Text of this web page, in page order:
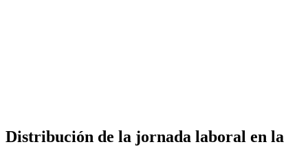
Distribución de la jornada laboral en la